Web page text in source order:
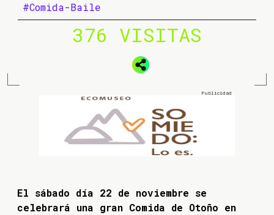
#Comida-Baile
376 VISITAS
El sábado día 22 de noviembre se
celebrará una gran Comida de Otoño en